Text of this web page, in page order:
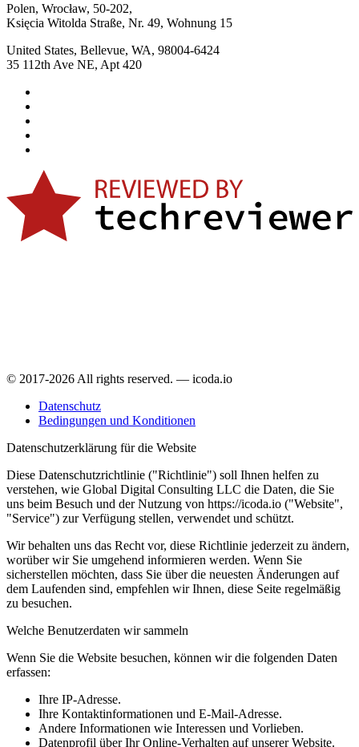
Polen, Wrocław, 50-202,
Księcia Witolda Straße, Nr. 49, Wohnung 15
United States, Bellevue, WA, 98004-6424
35 112th Ave NE, Apt 420
© 2017-2026 All rights reserved. — icoda.io
Datenschutz
Bedingungen und Konditionen
Datenschutzerklärung für die Website
Diese Datenschutzrichtlinie ("Richtlinie") soll Ihnen helfen zu
verstehen, wie Global Digital Consulting LLC die Daten, die Sie
uns beim Besuch und der Nutzung von https://icoda.io ("Website",
"Service") zur Verfügung stellen, verwendet und schützt.
Wir behalten uns das Recht vor, diese Richtlinie jederzeit zu ändern,
worüber wir Sie umgehend informieren werden. Wenn Sie
sicherstellen möchten, dass Sie über die neuesten Änderungen auf
dem Laufenden sind, empfehlen wir Ihnen, diese Seite regelmäßig
zu besuchen.
Welche Benutzerdaten wir sammeln
Wenn Sie die Website besuchen, können wir die folgenden Daten
erfassen:
Ihre IP-Adresse.
Ihre Kontaktinformationen und E-Mail-Adresse.
Andere Informationen wie Interessen und Vorlieben.
Datenprofil über Ihr Online-Verhalten auf unserer Website.